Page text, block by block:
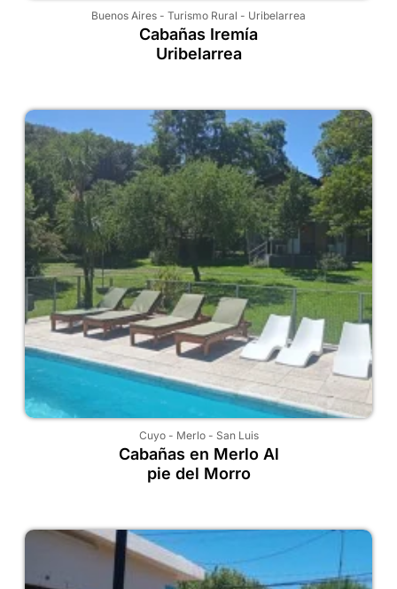
Buenos Aires - Turismo Rural - Uribelarrea
Cabañas Iremía
Uribelarrea
Cuyo- Merlo- San Luis
Cabañas en Merlo Al
pie del Morro